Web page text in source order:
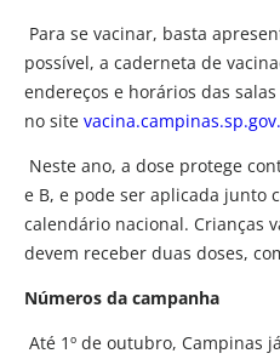
Para se vacinar, basta
possível, a caderneta de
endereços e horários das
no site
Neste ano, a dose protege
e B, e pode ser aplicada junto
calendário nacional. Crianças
devem receber duas doses,
Números da campanha
Até 1º de outubro, Campinas